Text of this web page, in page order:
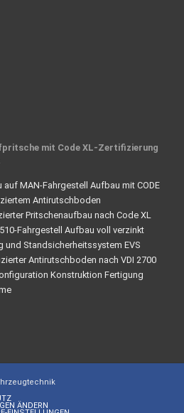
mit Code XL-Zertifizierung
auf MAN-Fahrgestell Aufbau mit CODE
Antirutschboden
Pritschenaufbau nach Code XL
Fahrgestell Aufbau voll verzinkt
und Standsicherheitssystem EVS
Antirutschboden nach VDI 2700
Konstruktion Fertigung
ÄNDERN